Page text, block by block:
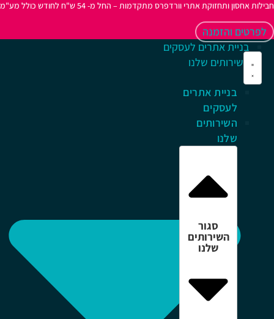
אחסון ותחזוקת אתרי וורדפרס מתקדמות – החל מ- 54 ש"ח לחודש כולל מע"מ
והזמנה
בניית אתרים
לעסקים
השירותים
שלנו
סגור
השירותים
שלנו
בניית אתרים לעסקים
השירותים שלנו